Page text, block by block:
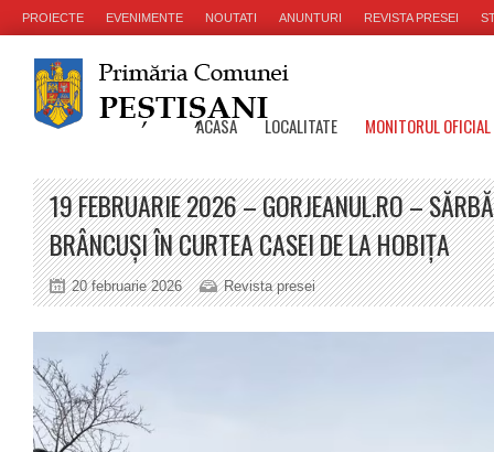
PROIECTE EVENIMENTE NOUTATI ANUNTURI REVISTA PRESEI
ACASA LOCALITATE MONITORUL
19 FEBRUARIE 2026 – GORJEANUL.RO –
BRÂNCUȘI ÎN CURTEA CASEI DE LA HOBIȚA
20 februarie 2026 Revista presei